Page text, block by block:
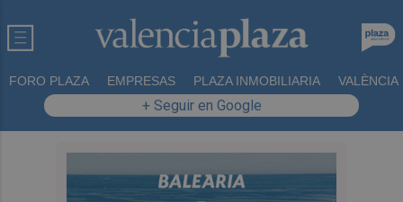
FORO PLAZA EMPRESAS PLAZA INMOBILIARIA VALÈNCIA
+ Seguir en Google